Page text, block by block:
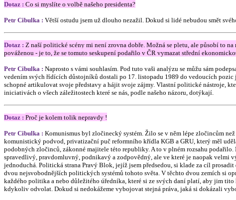
Dotaz : Co si myslíte o volbě našeho presidenta?
Petr Cibulka : Větší ostudu jsem už dlouho nezažil. Dokud si lidé nebudou smět
Dotaz : Z naší politické scény mi není zrovna dobře. Možná se pletu, ale působí to
pováženou - je to, že se tomuto seskupení podařilo v ČR vymazat střední
Petr Cibulka : Naprosto s vámi souhlasím. Pod tuto vaši analýzu se můžu sám
vedením svých řídících důstojníků dostali po 17. listopadu 1989 do vedoucích
schopné artikulovat svoje představy a hájit svoje zájmy. Vlastní politické nástroje,
iniciativách o všech záležitostech které se nás, podle našeho názoru, dotýkají.
Dotaz : Proč je kolem tolik nepravdy !
Petr Cibulka : Komunismus byl zločinecký systém. Žilo se v něm lépe zločincům
komunistický podvod, privatizační puč reformního křídla KGB a GRU, který měl
podobných zločinců, zákonné majitele této republiky. A to v plném rozsahu
spravedlivý, pravdomluvný, podnikavý a zodpovědný, ale ve které je naopak velmi
jednoduchá. Politická strana Pravý Blok, jejíž jsem předsedou, si klade za cíl
dvou nejsvobodnějších politických systémů tohoto světa. V těchto dvou zemích si
každého politika a nebo důležitého úředníka, které si ze svých daní platí, aby jim
kdykoliv odvolat. Dokud si nedokážeme vybojovat stejná práva, jaká si dokázali